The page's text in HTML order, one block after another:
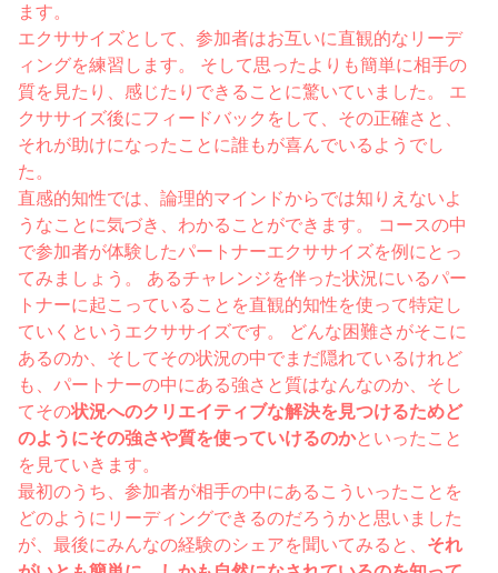
ます。
エクササイズとして、参加者はお互いに直観的なリーデ
ィングを練習します。 そして思ったよりも簡単に相手の
質を見たり、感じたりできることに驚いていました。 エ
クササイズ後にフィードバックをして、その正確さと、
それが助けになったことに誰もが喜んでいるようでし
た。
直感的知性では、論理的マインドからでは知りえないよ
うなことに気づき、わかることができます。 コースの中
で参加者が体験したパートナーエクササイズを例にとっ
てみましょう。 あるチャレンジを伴った状況にいるパー
トナーに起こっていることを直観的知性を使って特定し
ていくというエクササイズです。 どんな困難さがそこに
あるのか、そしてその状況の中でまだ隠れているけれど
も、パートナーの中にある強さと質はなんなのか、そし
てその状況へのクリエイティブな解決を見つけるためど
のようにその強さや質を使っていけるのかといったこと
を見ていきます。
最初のうち、参加者が相手の中にあるこういったことを
どのようにリーディングできるのだろうかと思いました
が、最後にみんなの経験のシェアを聞いてみると、 それ